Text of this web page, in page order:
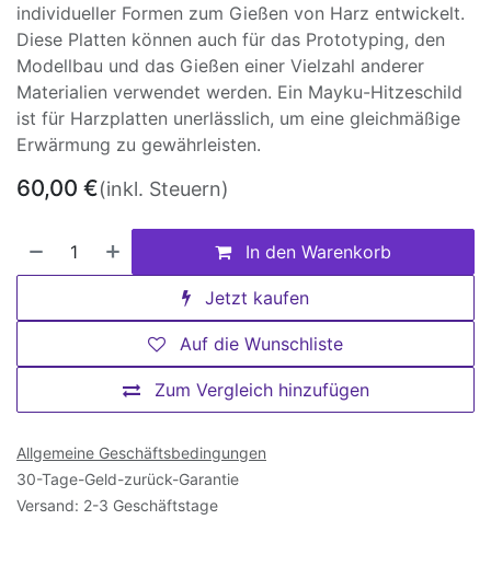
individueller Formen zum Gießen von Harz entwickelt.
Diese Platten können auch für das Prototyping, den
Modellbau und das Gießen einer Vielzahl anderer
Materialien verwendet werden. Ein Mayku-Hitzeschild
ist für Harzplatten unerlässlich, um eine gleichmäßige
Erwärmung zu gewährleisten.
60,00 €(inkl. Steuern)
In den Warenkorb
Jetzt kaufen
Zum Vergleich hinzufügen
Auf die Wunschliste
Allgemeine Geschäftsbedingungen
30-Tage-Geld-zurück-Garantie
Versand: 2-3 Geschäftstage